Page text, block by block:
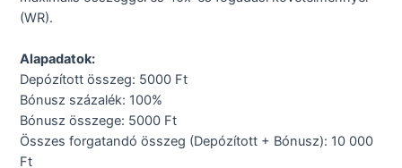
(WR).
Alapadatok:
Depózított összeg: 5000 Ft
Bónusz százalék: 100%
Bónusz összege: 5000 Ft
Összes forgatandó összeg (Depózított + Bónusz): 10 000
Ft